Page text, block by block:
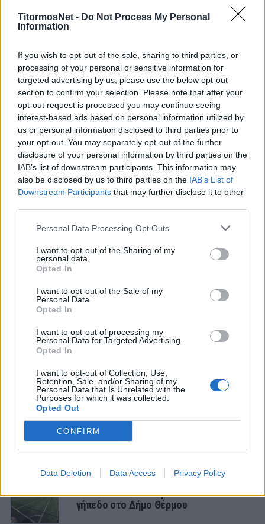
TitormosNet - Do Not Process My Personal
Information
If you wish to opt-out of the sale, sharing to third parties, or
processing of your personal or sensitive information for
targeted advertising by us, please use the below opt-out
section to confirm your selection. Please note that after your
opt-out request is processed you may continue seeing
interest-based ads based on personal information utilized by
us or personal information disclosed to third parties prior to
your opt-out. You may separately opt-out of the further
disclosure of your personal information by third parties on the
IAB’s list of downstream participants. This information may
also be disclosed by us to third parties on the IAB’s List of
Downstream Participants that may further disclose it to other
Personal Data Processing Opt Outs
I want to opt-out of the Sharing of my
personal data.
Opted In
I want to opt-out of the Sale of my
Personal Data.
Opted In
I want to opt-out of processing my
Personal Data for Targeted Advertising.
Opted In
I want to opt-out of Collection, Use,
Retention, Sale, and/or Sharing of my
Personal Data that Is Unrelated with the
Purposes for which it was collected.
Opted Out
CONFIRM
Data Deletion Data Access Privacy Policy
αναζήτησης
Οι τρεις αναμετρήσεις θα γίνουν το Σάββατο 22
Νοεμβρίου. Οι ομάδες Κ15 θα αγωνιστούν στις
11.00 το πρωί στο Emileon.
Οι ομάδες Κ17 στις 13.30 επίσης στο Emileon.
Οι ομάδες Κ19 στις 14.30 στην Τρίπολη.
ΤΕΛΕΥΤΑΙΑ ΝΕΑ
Ήττα για την Κ19 στην Κορυτσά-
Εξαιρετική η φιλοξενία των Αλβανών
ΠΑΝΑΙΤΩΛΙΚΟΣ
Τα δεδομένα για τηλεοπτική κάλυψη
ΤΜΗΜΑΤΑ ΥΠΟΔΟΜΗΣ
Φιλικό στην Κορυτσά η Κ19
Με προπόνηση της Κ17 του
Παναιτωλικού τα εγκαίνια σε νέο
γήπεδο στο Δήμο Θέρμου